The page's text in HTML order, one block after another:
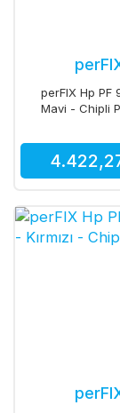
perFIX Hp PF
Mavi - Chipli